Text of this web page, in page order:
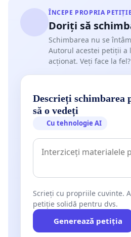
ÎNCEPE PROPRIA PETIȚIE
Doriți să
Schimbarea nu se
Autorul acestei petiții a
acționat. Veți face la fel?
Descrieți schimbarea
să o vedeți
Cu tehnologie AI
Scrieți cu propriile cuvinte.
petiție solidă pentru dvs.
Generează petiția